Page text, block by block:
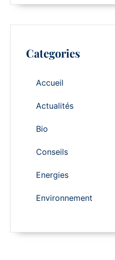
Categories
Accueil
Actualités
Bio
Conseils
Energies
Environnement